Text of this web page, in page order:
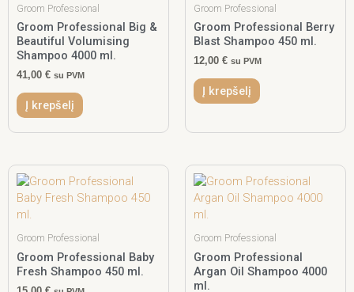
Groom Professional
Groom Professional Big &
Beautiful Volumising
Shampoo 4000 ml.
41,00 € su PVM
Į krepšelį
Groom Professional
Groom Professional Berry
Blast Shampoo 450 ml.
12,00 € su PVM
Į krepšelį
Groom Professional
Groom Professional Baby
Fresh Shampoo 450 ml.
Groom Professional
Groom Professional
Argan Oil Shampoo 4000
ml.